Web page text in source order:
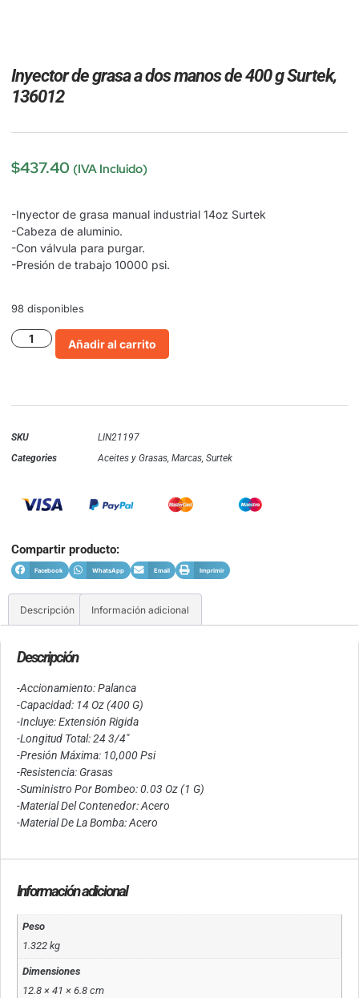
Inyector de grasa a dos manos de 400 g Surtek,
136012
$437.40 (IVA Incluido)
-Inyector de grasa manual industrial 14oz Surtek
-Cabeza de aluminio.
-Con válvula para purgar.
-Presión de trabajo 10000 psi.
98 disponibles
Añadir al carrito
SKU
LIN21197
Categories
Aceites y Grasas Marcas Surtek
Compartir producto:
Facebook WhatsApp Email Imprimir
Descripción Información adicional
Descripción
-Accionamiento: Palanca
-Capacidad: 14 Oz (400 G)
-Incluye: Extensión Rigida
-Longitud Total: 24 3/4″
-Presión Máxima: 10,000 Psi
-Resistencia: Grasas
-Suministro Por Bombeo: 0.03 Oz (1 G)
-Material Del Contenedor: Acero
-Material De La Bomba: Acero
Información adicional
Peso
1.322 kg
Dimensiones
12.8 × 41 × 6.8 cm